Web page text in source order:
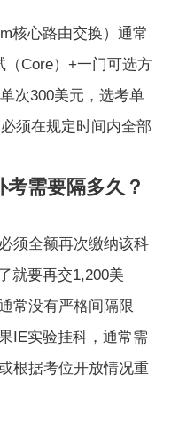
核心路由交换）通常
Core）+一门可选方
次300美元，选考单
须在规定时间内全部
需要隔多久？
须全额再次缴纳该科
就要再交1,200美
常没有严格间隔限
IE实验挂科，通常需
根据考位开放情况重